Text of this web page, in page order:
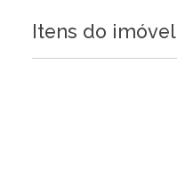
Itens do imóvel